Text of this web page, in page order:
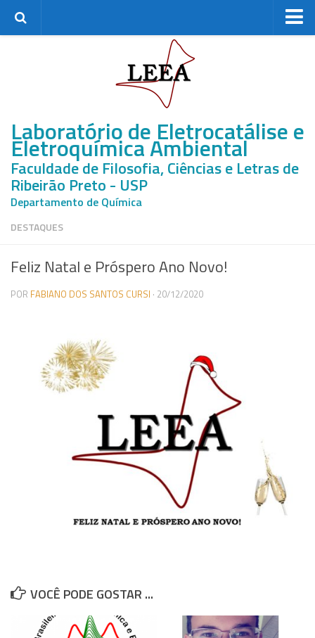
Ex-membros
Mestrandos
Doutorandos
Pós-Doutores
Projetos de Pesquisa
Recursos Disponíveis
Publicações Recentes
Dissertações defendidas
Participações em Congressos
Popularização da Ciência
Galeria de Fotos
Destaques
Laboratório de Eletrocatálise e
Eletroquímica Ambiental
Faculdade de Filosofia, Ciências e Letras de
Ribeirão Preto - USP
Departamento de Química
DESTAQUES
Feliz Natal e Próspero Ano Novo!
POR FABIANO DOS SANTOS CURSI · 20/12/2020
VOCÊ PODE GOSTAR ...